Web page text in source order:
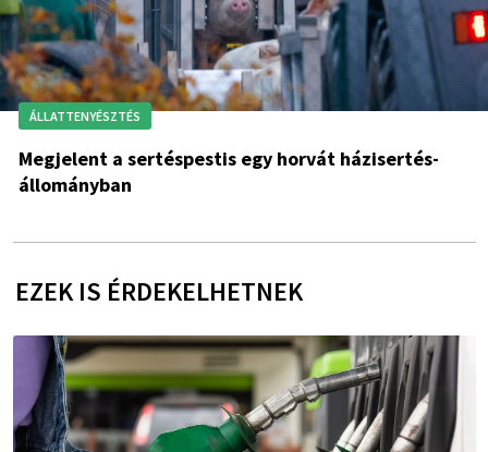
ÁLLATTENYÉSZTÉS
Megjelent a sertéspestis egy horvát házisertés-
állományban
EZEK IS ÉRDEKELHETNEK